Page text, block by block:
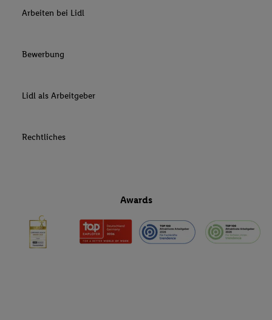
Arbeiten bei Lidl
Bewerbung
Lidl als Arbeitgeber
Rechtliches
Awards